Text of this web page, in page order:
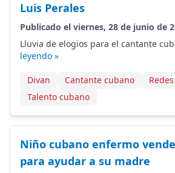
Luis Perales
Publicado el viernes, 28 de junio de
Lluvia de elogios para el cantante
leyendo »
Divan Cantante cubano
Talento cubano
Niño cubano enfermo
para ayudar a su madre